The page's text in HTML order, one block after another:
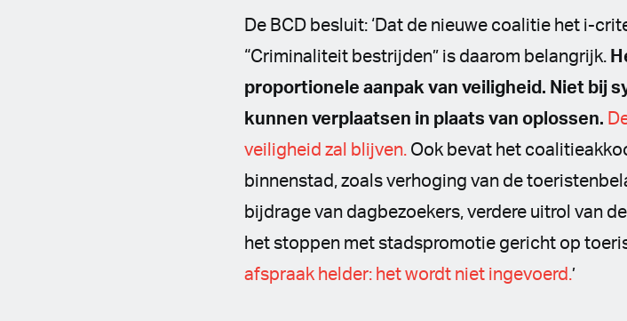
De BCD besluit: ‘Dat de nieuwe coalitie het i-
“Criminaliteit bestrijden” is daarom belangrijk.
proportionele aanpak van veiligheid. Niet bij
kunnen verplaatsen in plaats van oplossen.
veiligheid zal blijven. Ook bevat het
binnenstad, zoals verhoging van de
bijdrage van dagbezoekers, verdere uitrol van
het stoppen met stadspromotie gericht op
afspraak helder: het wordt niet ingevoerd.’